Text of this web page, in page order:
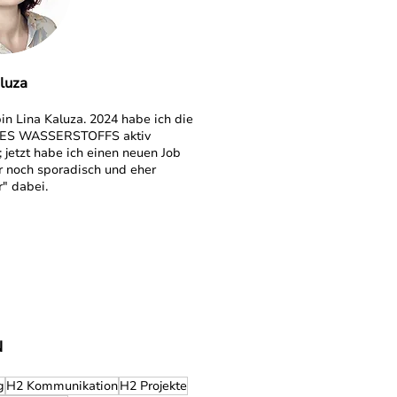
Lina Kaluza. 2024 habe ich die
WASSERSTOFFS aktiv
jetzt habe ich einen neuen Job
noch sporadisch und eher
dabei.
H2 KommunikationH2 Projekte